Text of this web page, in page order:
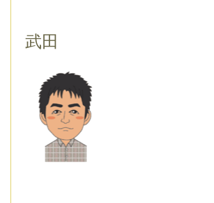
武田